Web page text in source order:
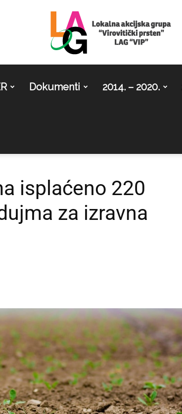
LAG
prsten
Dokumenti 2014. – 2020.
isplaćeno 220
za izravna